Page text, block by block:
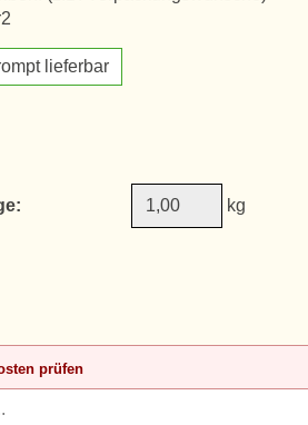
lieferbar
kg
prüfen